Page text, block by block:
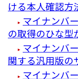
ける本人確認方
マイナンバ
の取得のひな型
マイナンバ
関する汎用版の
マイナンバ